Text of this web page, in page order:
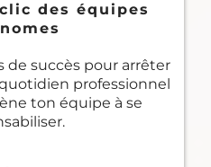
des équipes
de succès pour arrêter
professionnel
ton équipe à se